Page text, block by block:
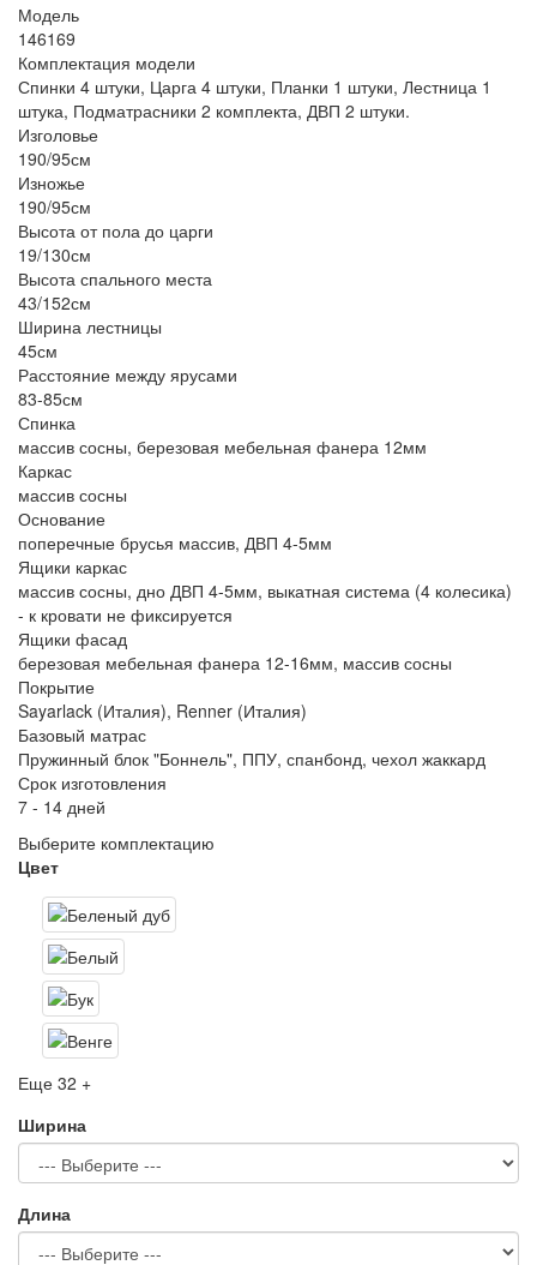
Модель
146169
Комплектация модели
Спинки 4 штуки, Царга 4 штуки, Планки 1 штуки, Лестница 1
штука, Подматрасники 2 комплекта, ДВП 2 штуки.
Изголовье
190/95см
Изножье
190/95см
Высота от пола до царги
19/130см
Высота спального места
43/152см
Ширина лестницы
45см
Расстояние между ярусами
83-85см
Спинка
массив сосны, березовая мебельная фанера 12мм
Каркас
массив сосны
Основание
поперечные брусья массив, ДВП 4-5мм
Ящики каркас
массив сосны, дно ДВП 4-5мм, выкатная система (4 колесика)
- к кровати не фиксируется
Ящики фасад
березовая мебельная фанера 12-16мм, массив сосны
Покрытие
Sayarlack (Италия), Renner (Италия)
Базовый матрас
Пружинный блок "Боннель", ППУ, спанбонд, чехол жаккард
Срок изготовления
7 - 14 дней
Выберите комплектацию
Цвет
Еще 32 +
Ширина
Длина